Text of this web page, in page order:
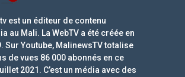
est un éditeur de contenu
au Mali. La WebTV a été créée en
Sur Youtube, MalinewsTV totalise
de vues 86 000 abonnés en ce
2021. C’est un média avec des